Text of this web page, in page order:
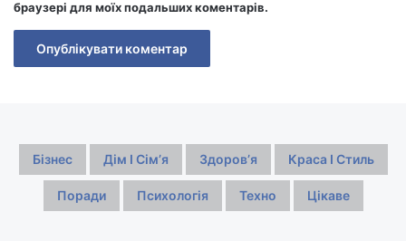
браузері для моїх подальших коментарів.
Бізнес Дім І Сімʼя Здоровʼя Краса І Стиль
Поради Психологія Техно Цікаве